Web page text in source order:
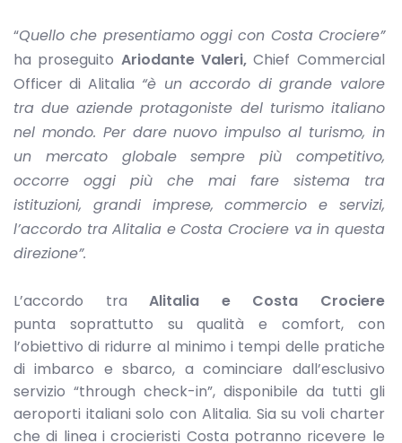
“Quello che presentiamo oggi con Costa Crociere”
ha proseguito Ariodante Valeri, Chief Commercial
Officer di Alitalia “è un accordo di grande valore
tra due aziende protagoniste del turismo italiano
nel mondo. Per dare nuovo impulso al turismo, in
un mercato globale sempre più competitivo,
occorre oggi più che mai fare sistema tra
istituzioni, grandi imprese, commercio e servizi,
l’accordo tra Alitalia e Costa Crociere va in questa
direzione”.
L’accordo traAlitalia e Costa Crociere
punta soprattutto su qualità e comfort, con
l’obiettivo di ridurre al minimo i tempi delle pratiche
di imbarco e sbarco, a cominciare dall’esclusivo
servizio “through check-in”, disponibile da tutti gli
aeroporti italiani solo con Alitalia. Sia su voli charter
che di linea i crocieristi Costa potranno ricevere le